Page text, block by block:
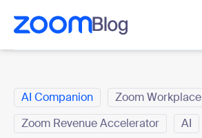
contenido principal
al chat de ayuda
AI Companion
Zoom Workplace
Zoom Revenue Accelerator
AI